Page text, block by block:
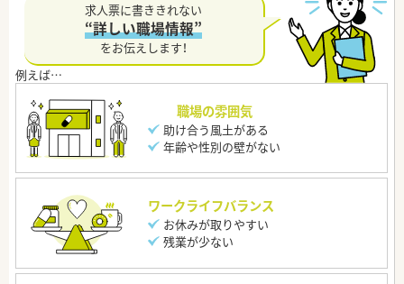
求人票に書ききれない
“詳しい職場情報”
をお伝えします！
職場の雰囲気
助け合う風土がある
年齢や性別の壁がない
ワークライフバランス
お休みが取りやすい
残業が少ない